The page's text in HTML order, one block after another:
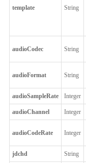
template String
audioCodec String
audioFormat String
audioSampleRate Integer
audioChannel Integer
audioCodeRate Integer
jdchd String